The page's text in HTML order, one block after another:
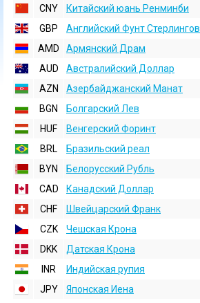
CNY
Китайский юань Ренминби
GBP
Английский Фунт Стерлингов
AMD
Армянский Драм
AUD
Австралийский Доллар
AZN
Азербайджанский Манат
BGN
Болгарский Лев
HUF
Венгерский Форинт
BRL
Бразильский реал
BYN
Белорусский Рубль
CAD
Канадский Доллар
CHF
Швейцарский Франк
CZK
Чешская Крона
DKK
Датская Крона
INR
Индийская pупия
JPY
Японская Иена